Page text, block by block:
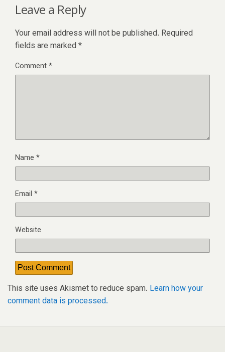
Leave a Reply
Your email address will not be published. Required
fields are marked *
Comment*
Name *
Email *
Website
This site uses Akismet to reduce spam. Learn how your
comment data is processed.